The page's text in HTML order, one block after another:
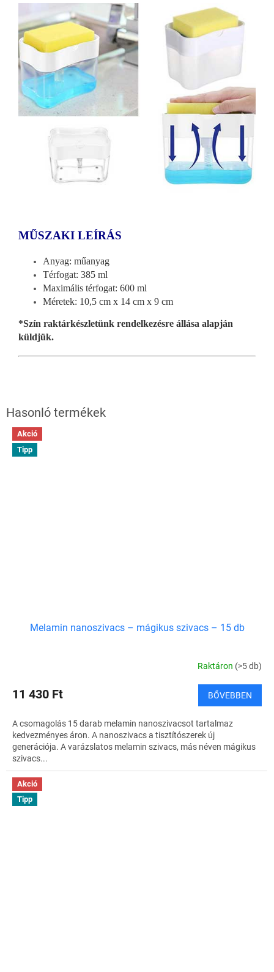
MŰSZAKI LEÍRÁS
Anyag: műanyag
Térfogat: 385 ml
Maximális térfogat: 600 ml
Méretek: 10,5 cm x 14 cm x 9 cm
*Szín raktárkészletünk rendelkezésre állása alapján
küldjük.
Akció
Tipp
Melamin nanoszivacs – mágikus szivacs – 15 db
Raktáron (>5 db)
11 430 Ft BŐVEBBEN
A csomagolás 15 darab melamin nanoszivacsot tartalmaz
kedvezményes áron. A nanoszivacs a tisztítószerek új
generációja. A varázslatos melamin szivacs, más néven mágikus
szivacs...
Akció
Tipp